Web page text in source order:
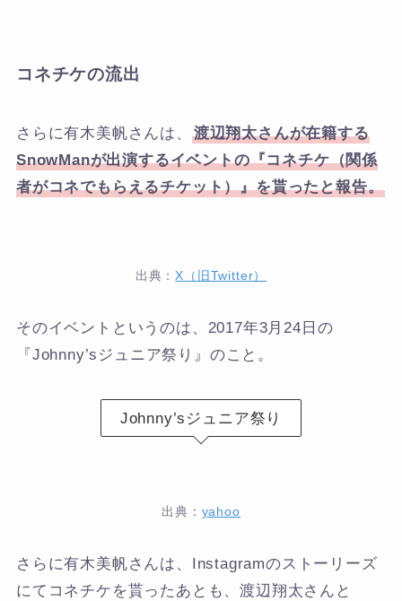
コネチケの流出
さらに有木美帆さんは、
渡辺翔太さんが在籍する
SnowManが出演するイベントの『コネチケ（関係
者がコネでもらえるチケット）』を貰ったと報告。
出典： X（旧Twitter）
そのイベントというのは、2017年3月24日の
『Johnny’sジュニア祭り』のこと。
Johnny’sジュニア祭り
出典： yahoo
さらに有木美帆さんは、Instagramのストーリーズ
にてコネチケを貰ったあとも、渡辺翔太さんと